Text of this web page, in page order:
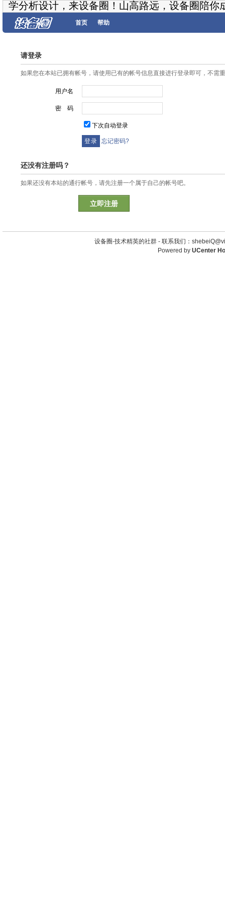
学分析设计，来设备圈！山高路远，设备圈陪你
首页 帮助
请登录
如果您在本站已拥有帐号，请使用已有的帐号信息直接进行登录即可，不需
用户名
密 码
下次自动登录
忘记密码?
还没有注册吗？
如果还没有本站的通行帐号，请先注册一个属于自己的帐号吧。
立即注册
设备圈-技术精英的社群 - 联系我们：
Powered by UCenter